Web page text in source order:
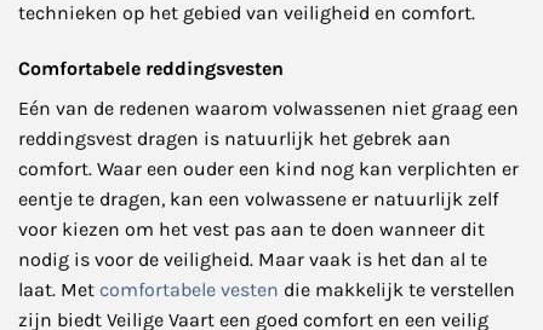
technieken op het gebied van veiligheid en comfort.
Comfortabele reddingsvesten
Eén van de redenen waarom volwassenen niet graag een
reddingsvest dragen is natuurlijk het gebrek aan
comfort. Waar een ouder een kind nog kan verplichten er
eentje te dragen, kan een volwassene er natuurlijk zelf
voor kiezen om het vest pas aan te doen wanneer dit
nodig is voor de veiligheid. Maar vaak is het dan al te
laat. Met comfortabele vesten die makkelijk te verstellen
zijn biedt Veilige Vaart een goed comfort en een veilig